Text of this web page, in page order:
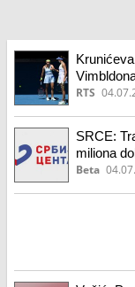
RTS
SRCE:
miliona
600
Beta